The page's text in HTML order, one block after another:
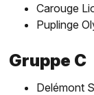
Carouge
Puplinge
Gruppe C
Delémont